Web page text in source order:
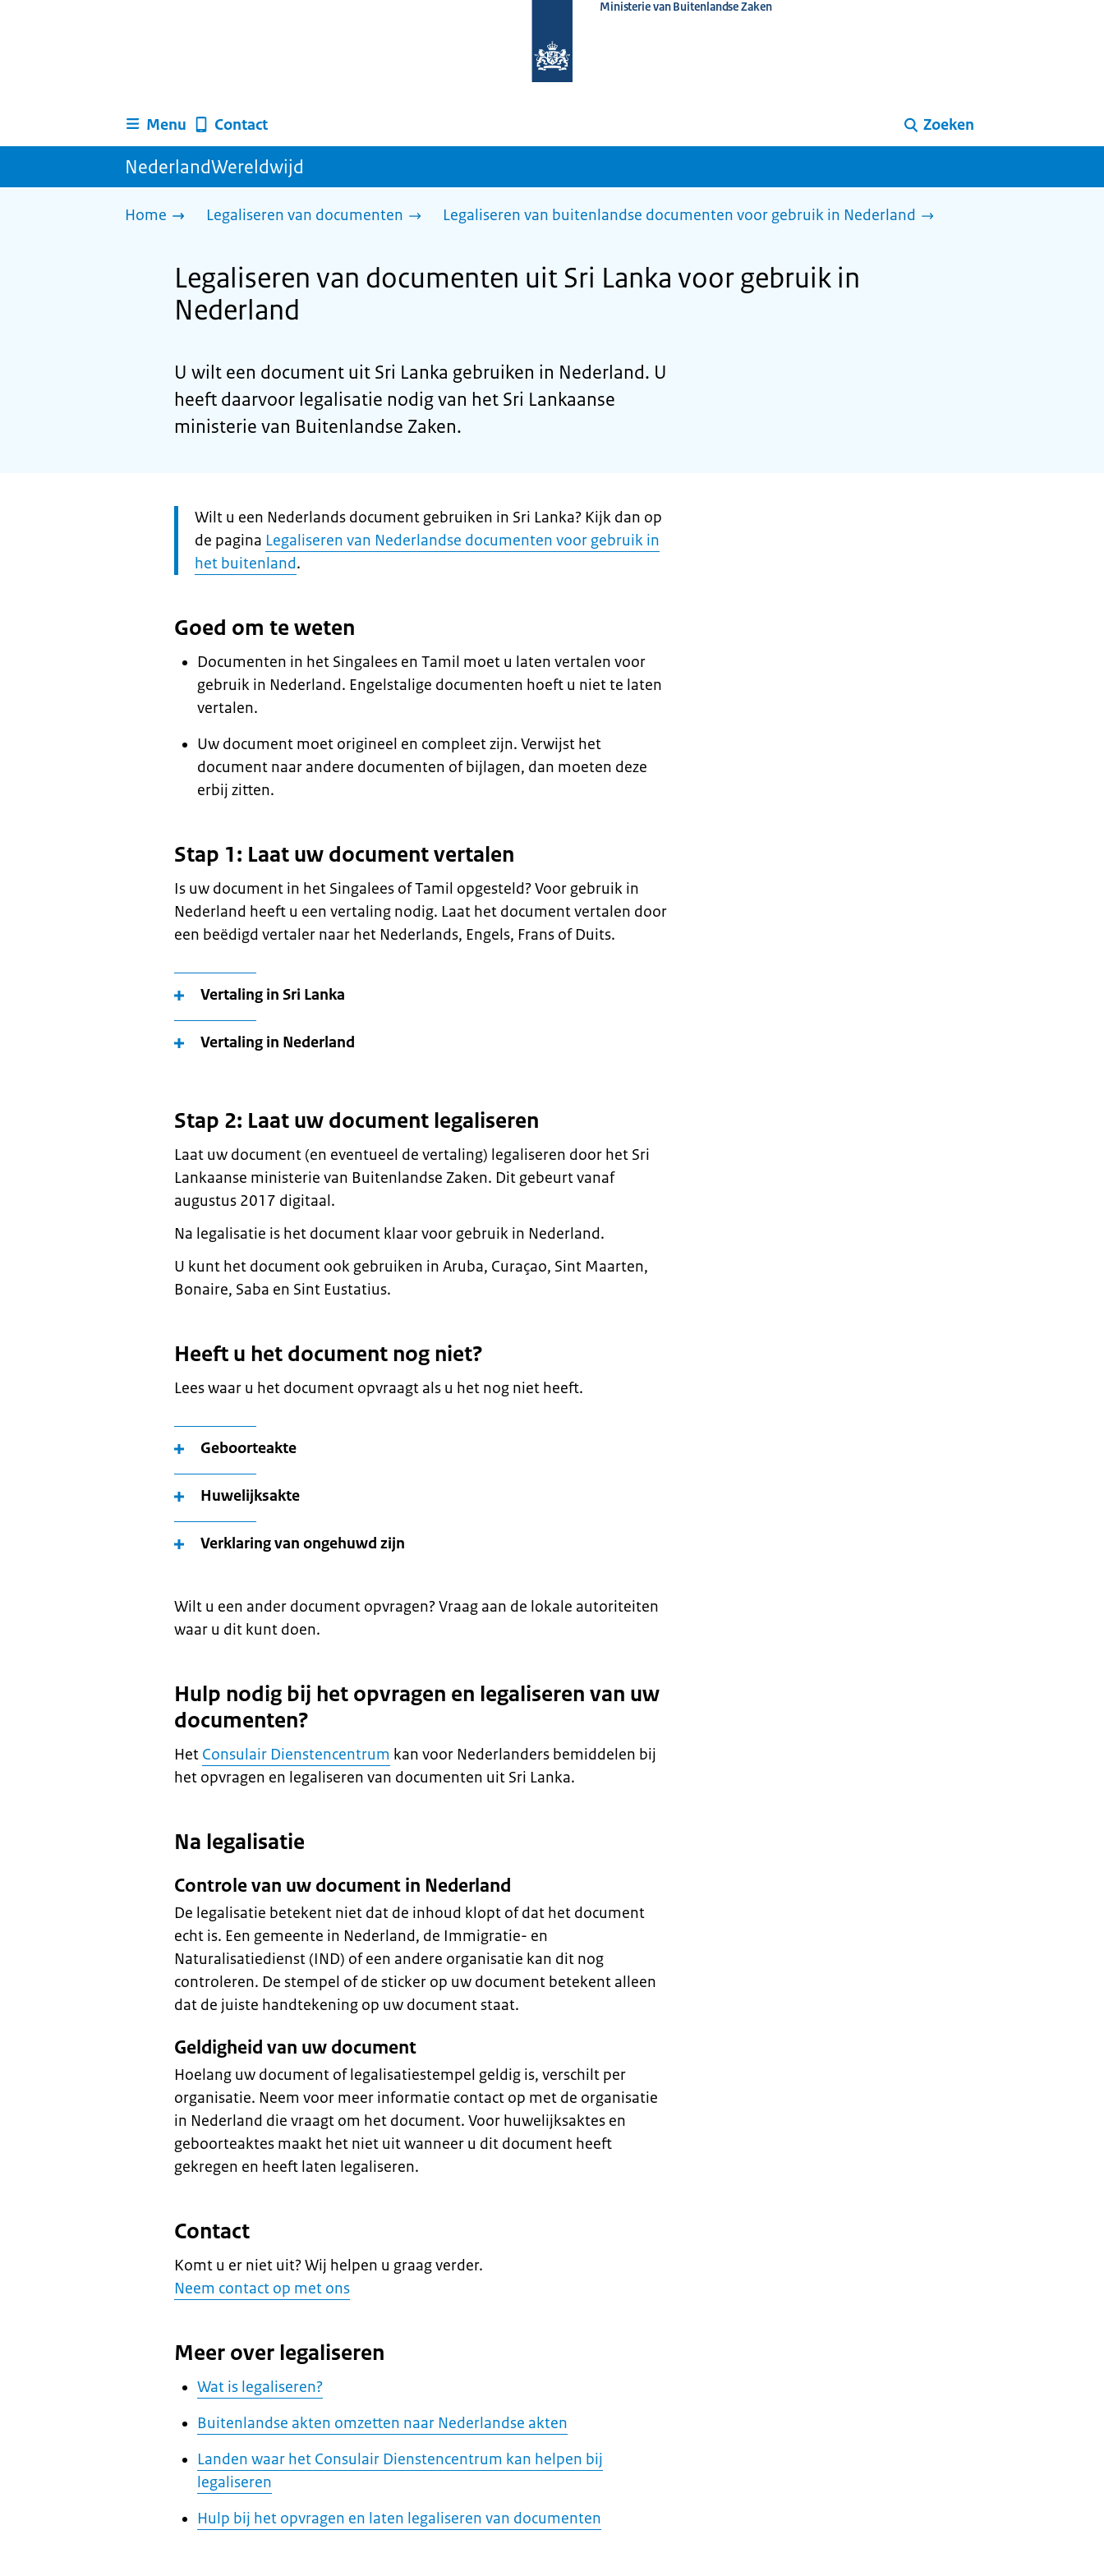
homepage
Ministerie van Buitenlandse Zaken
Menu Contact Zoeken
NederlandWereldwijd
Home Legaliseren van documenten Legaliseren van buitenlandse documenten voor gebruik in Nederland
Legaliseren van documenten uit Sri Lanka voor gebruik in
Nederland
U wilt een document uit Sri Lanka gebruiken in Nederland. U
heeft daarvoor legalisatie nodig van het Sri Lankaanse
ministerie van Buitenlandse Zaken.
Let
op:
Wilt u een Nederlands document gebruiken in Sri Lanka? Kijk dan op
de pagina Legaliseren van Nederlandse documenten voor gebruik in
het buitenland.
Goed om te weten
Documenten in het Singalees en Tamil moet u laten vertalen voor
gebruik in Nederland. Engelstalige documenten hoeft u niet te laten
vertalen.
Uw document moet origineel en compleet zijn. Verwijst het
document naar andere documenten of bijlagen, dan moeten deze
erbij zitten.
Stap 1: Laat uw document vertalen
Is uw document in het Singalees of Tamil opgesteld? Voor gebruik in
Nederland heeft u een vertaling nodig. Laat het document vertalen door
een beëdigd vertaler naar het Nederlands, Engels, Frans of Duits.
Vertaling in Sri Lanka
Vertaling in Nederland
Stap 2: Laat uw document legaliseren
Laat uw document (en eventueel de vertaling) legaliseren door het Sri
Lankaanse ministerie van Buitenlandse Zaken. Dit gebeurt vanaf
augustus 2017 digitaal.
Na legalisatie is het document klaar voor gebruik in Nederland.
U kunt het document ook gebruiken in Aruba, Curaçao, Sint Maarten,
Bonaire, Saba en Sint Eustatius.
Heeft u het document nog niet?
Lees waar u het document opvraagt als u het nog niet heeft.
Geboorteakte
Huwelijksakte
Verklaring van ongehuwd zijn
Wilt u een ander document opvragen? Vraag aan de lokale autoriteiten
waar u dit kunt doen.
Hulp nodig bij het opvragen en legaliseren van uw
documenten?
Het Consulair Dienstencentrum kan voor Nederlanders bemiddelen bij
het opvragen en legaliseren van documenten uit Sri Lanka.
Na legalisatie
Controle van uw document in Nederland
De legalisatie betekent niet dat de inhoud klopt of dat het document
echt is. Een gemeente in Nederland, de Immigratie- en
Naturalisatiedienst (IND) of een andere organisatie kan dit nog
controleren. De stempel of de sticker op uw document betekent alleen
dat de juiste handtekening op uw document staat.
Geldigheid van uw document
Hoelang uw document of legalisatiestempel geldig is, verschilt per
organisatie. Neem voor meer informatie contact op met de organisatie
in Nederland die vraagt om het document. Voor huwelijksaktes en
geboorteaktes maakt het niet uit wanneer u dit document heeft
gekregen en heeft laten legaliseren.
Contact
Komt u er niet uit? Wij helpen u graag verder.
Neem contact op met ons
Meer over legaliseren
Wat is legaliseren?
Buitenlandse akten omzetten naar Nederlandse akten
Landen waar het Consulair Dienstencentrum kan helpen bij
legaliseren
Hulp bij het opvragen en laten legaliseren van documenten